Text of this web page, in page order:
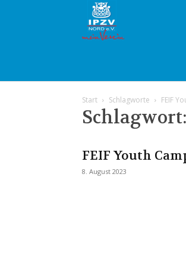
Start Schlagworte FEIF
FEIF Youth
8. August 2023